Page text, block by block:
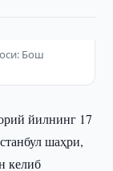
Бош
йилнинг 17
шаҳри,
келиб